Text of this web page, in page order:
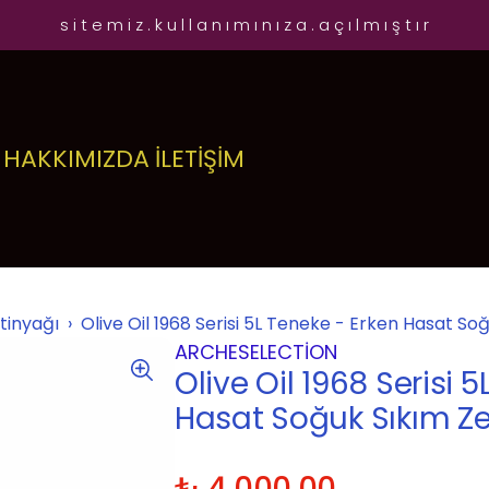
s i t e m i z . k u l l a n ı m ı n ı z a . a ç ı l m ı ş t ı r
HAKKIMIZDA İLETİŞİM
Olive Oil 1968 Serisi 5L Teneke - Erken Hasat
ARCHESELECTION
Olive Oil 1968 Serisi
Hasat Soğuk Sıkım